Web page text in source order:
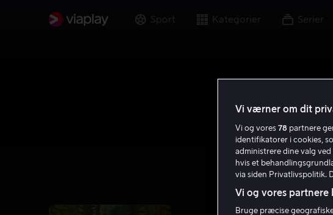
Sport Kategorier Serier
Vi værner om dit
Vi og vores 78 partnere
identifikatorer i cookies,
administrere dine valg
hvis et
via siden Privatlivspolitik.
Vi og vores partnere
Bruge præcise